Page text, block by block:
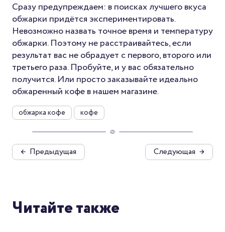
Сразу предупреждаем: в поисках лучшего вкуса
обжарки придётся экспериментировать.
Невозможно назвать точное время и температуру
обжарки. Поэтому не расстраивайтесь, если
результат вас не обрадует с первого, второго или
третьего раза. Пробуйте, и у вас обязательно
получится. Или просто заказывайте идеально
обжаренный кофе в нашем магазине.
обжарка кофе кофе
← Предыдущая Следующая →
Читайте также